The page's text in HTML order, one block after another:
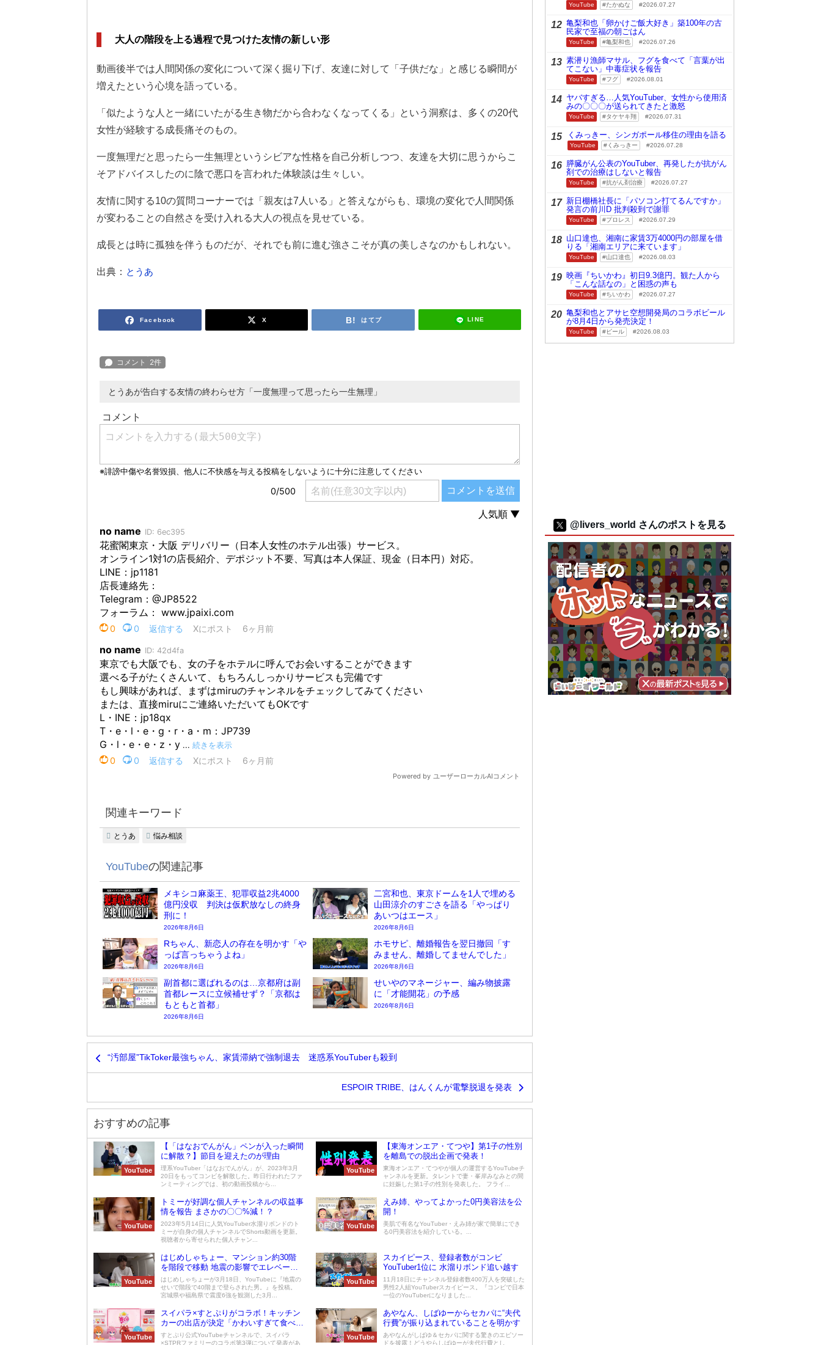
大人の階段を上る過程で見つけた友情の新しい形
動画後半では人間関係の変化について深く掘り下げ、友達に対して「子供だな」と感じる瞬間が
増えたという心境を語っている。
「似たような人と一緒にいたがる生き物だから合わなくなってくる」という洞察は、多くの20代
女性が経験する成長痛そのもの。
一度無理だと思ったら一生無理というシビアな性格を自己分析しつつ、友達を大切に思うからこ
そアドバイスしたのに陰で悪口を言われた体験談は生々しい。
友情に関する10の質問コーナーでは「親友は7人いる」と答えながらも、環境の変化で人間関係
が変わることの自然さを受け入れる大人の視点を見せている。
成長とは時に孤独を伴うものだが、それでも前に進む強さこそが真の美しさなのかもしれない。
出典： とうあ
Facebook X はてブ LINE
とうあが告白する友情の終わらせ方「一度無理って思ったら一生無理」
関連キーワード
とうあ 悩み相談
YouTubeの関連記事
メキシコ麻薬王、犯罪収益2兆4000
億円没収 判決は仮釈放なしの終身
刑に！
2026年8月6日
二宮和也、東京ドームを1人で埋める
山田涼介のすごさを語る「やっぱり
あいつはエース」
2026年8月6日
Rちゃん、新恋人の存在を明かす「や
っぱ言っちゃうよね」
2026年8月6日
ホモサピ、離婚報告を翌日撤回「す
みません、離婚してませんでした」
2026年8月6日
副首都に選ばれるのは…京都府は副
首都レースに立候補せず？「京都は
もともと首都」
2026年8月6日
せいやのマネージャー、編み物披露
に「才能開花」の予感
2026年8月6日
“汚部屋”TikToker最強ちゃん、家賃滞納で強制退去 迷惑系YouTuberも殺到
ESPOIR TRIBE、はんくんが電撃脱退を発表
おすすめの記事
YouTube
【「はなおでんがん」ペンが入った瞬間
に解散？】節目を迎えたのが理由
理系YouTuber「はなおでんがん」が、2023年3月
20日をもってコンビを解散した。昨日行われたファ
ンミーティングでは、初の動画投稿から...
YouTube
【東海オンエア・てつや】第1子の性別
を離島での脱出企画で発表！
東海オンエア・てつやが個人の運営するYouTubeチ
ャンネルを更新。タレントで妻・峯岸みなみとの間
に妊娠した第1子の性別を発表した。 フライ...
YouTube
トミーが好調な個人チャンネルの収益事
情を報告 まさかの〇〇%減！？
2023年5月14日に人気YouTuber水溜りボンドのト
ミーが自身の個人チャンネルでShorts動画を更新。
視聴者から寄せられた個人チャン...
YouTube
えみ姉、やってよかった0円美容法を公
開！
美肌で有名なYouTuber・えみ姉が家で簡単にでき
る0円美容法を紹介している。...
YouTube
はじめしゃちょー、マンション約30階
を階段で移動 地震の影響でエレベータ
ーが停止
はじめしゃちょーが3月18日、YouTubeに『地震の
せいで階段で40階まで登らされた男。』を投稿。
宮城県や福島県で震度6強を観測した3月...
YouTube
スカイピース、登録者数がコンビ
YouTuber1位に 水溜りボンド追い越す
11月18日にチャンネル登録者数400万人を突破した
男性2人組YouTuberスカイピース。『コンビで日本
一位のYouTuberになりました...
YouTube
スイパラ×すとぷりがコラボ！キッチン
カーの出店が決定「かわいすぎて食べら
れないかも」
すとぷり公式YouTubeチャンネルで、スイパラ
×STPRファミリーのコラボ第3弾について発表があ
YouTube
あやなん、しばゆーからセカパに“夫代
行費”が振り込まれていることを明かす
あやなんがしばゆ＆セカパに関する驚きのエピソー
ドを披露！どうやらしばゆーが夫代行費とし
YouTube たかぬな 2026.07.27
12 亀梨和也「卵かけご飯大好き」築100年の古
民家で至福の朝ごはん
YouTube 亀梨和也 2026.07.26
13 素潜り漁師マサル、フグを食べて「言葉が出
てこない」中毒症状を報告
YouTube フグ 2026.08.01
14 ヤバすぎる…人気YouTuber、女性から使用済
みの〇〇〇が送られてきたと激怒
YouTube タケヤキ翔 2026.07.31
15 くみっきー、シンガポール移住の理由を語る
YouTube くみっきー 2026.07.28
16 膵臓がん公表のYouTuber、再発したが抗がん
剤での治療はしないと報告
YouTube 抗がん剤治療 2026.07.27
17 新日棚橋社長に「パソコン打てるんですか」
発言の前川D 批判殺到で謝罪
YouTube プロレス 2026.07.29
18 山口達也、湘南に家賃3万4000円の部屋を借
りる「湘南エリアに来ています」
YouTube 山口達也 2026.08.03
19 映画『ちいかわ』初日9.3億円。観た人から
「こんな話なの」と困惑の声も
YouTube ちいかわ 2026.07.27
20 亀梨和也とアサヒ空想開発局のコラボビール
が8月4日から発売決定！
YouTube ビール 2026.08.03
@livers_world さんのポストを見る